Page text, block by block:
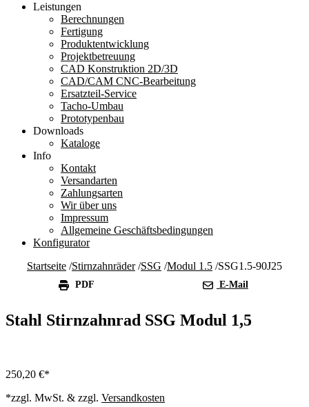
Leistungen
Berechnungen
Fertigung
Produktentwicklung
Projektbetreuung
CAD Konstruktion 2D/3D
CAD/CAM CNC-Bearbeitung
Ersatzteil-Service
Tacho-Umbau
Prototypenbau
Downloads
Kataloge
Info
Kontakt
Versandarten
Zahlungsarten
Wir über uns
Impressum
Allgemeine Geschäftsbedingungen
Konfigurator
Startseite /Stirnzahnräder/SSG /Modul 1.5 /SSG1.5-90J25
PDF E-Mail
Stahl Stirnzahnrad SSG Modul 1,5
250,20 €
*zzgl. MwSt. & zzgl. Versandkosten